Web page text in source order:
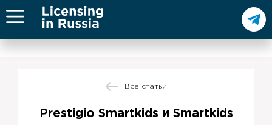
Все статьи
Prestigio Smartkids и Smartkids